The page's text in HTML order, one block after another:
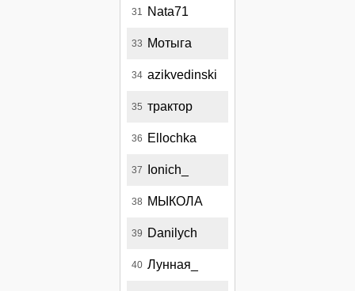
31 Nata71
33 Мотыга
34 azikvedinski
35 трактор
36 Ellochka
37 Ionich_
38 МЫКОЛА
39 Danilych
40 Лунная_